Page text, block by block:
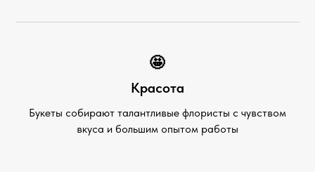
🤩
Красота
Букеты собирают талантливые флористы с чувством
вкуса и большим опытом работы